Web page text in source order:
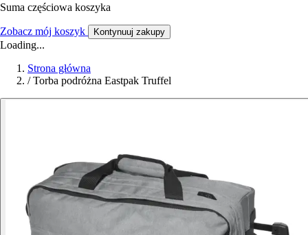
Suma częściowa koszyka
Zobacz mój koszyk Kontynuuj zakupy
Loading...
Strona główna
/ Torba podróżna Eastpak Truffel